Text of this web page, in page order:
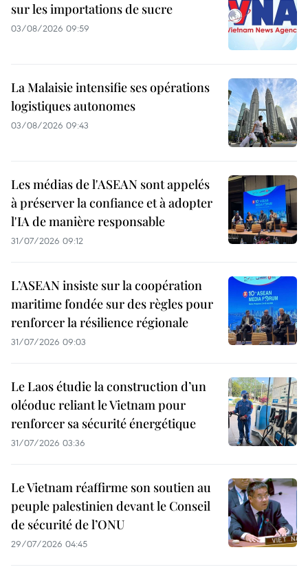
sur les importations de sucre
03/08/2026 09:59
La Malaisie intensifie ses opérations
logistiques autonomes
03/08/2026 09:43
Les médias de l'ASEAN sont appelés
à préserver la confiance et à adopter
l'IA de manière responsable
31/07/2026 09:12
L’ASEAN insiste sur la coopération
maritime fondée sur des règles pour
renforcer la résilience régionale
31/07/2026 09:03
Le Laos étudie la construction d’un
oléoduc reliant le Vietnam pour
renforcer sa sécurité énergétique
31/07/2026 03:36
Le Vietnam réaffirme son soutien au
peuple palestinien devant le Conseil
de sécurité de l’ONU
29/07/2026 04:45